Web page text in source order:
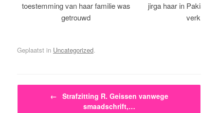
toestemming van haar familie was
getrouwd
jirga haar in Pakistan
verklaard
Geplaatst in Uncategorized.
Bericht navigatie
← Strafzitting R. Geissen vanwege
smaadschrift,…